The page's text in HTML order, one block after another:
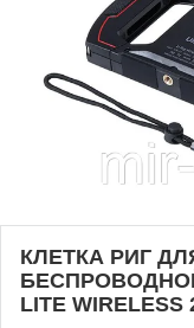
КЛЕТКА РИГ
LITE WIRELESS